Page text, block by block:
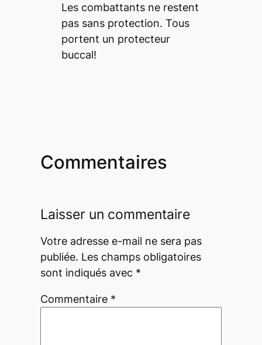
Les combattants ne restent
pas sans protection. Tous
portent un protecteur
buccal!
Commentaires
Laisser un commentaire
Votre adresse e-mail ne sera pas
publiée. Les champs obligatoires
sont indiqués avec *
Commentaire *